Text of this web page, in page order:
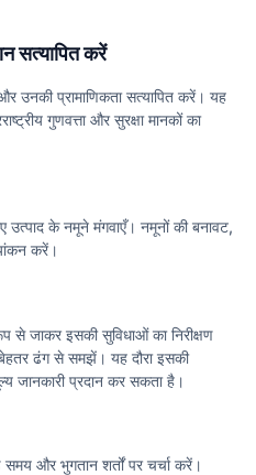
सत्यापित करें
उनकी प्रामाणिकता सत्यापित करें। यह
गुणवत्ता और सुरक्षा मानकों का
उत्पाद के नमूने मंगवाएँ। नमूनों की बनावट,
करें।
से जाकर इसकी सुविधाओं का निरीक्षण
ढंग से समझें। यह दौरा इसकी
जानकारी प्रदान कर सकता है।
समय और भुगतान शर्तों पर चर्चा करें।